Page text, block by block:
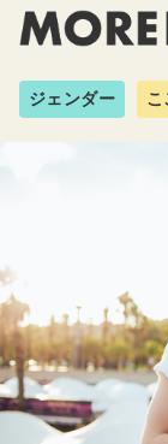
ジェンダー こ